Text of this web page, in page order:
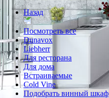
Назад
Посмотреть все
Dunavox
Liebherr
Для ресторана
Для дома
Встраиваемые
Cold Vine
Подобрать винный шкаф